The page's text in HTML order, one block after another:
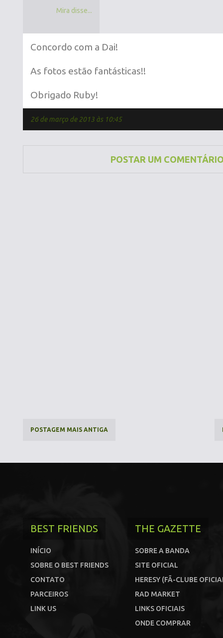
Mira disse...
Concordo com a Dai!
As fotos estão fantásticas!!
Obrigado Ruby!
26 de março de 2013 às 10:45
POSTAR UM
POSTAGEM MAIS ANTIGA
BEST FRIENDS
INÍCIO
SOBRE O BEST FRIENDS
CONTATO
PARCEIROS
LINK US
THE GAZETTE
SOBRE A BANDA
SITE OFICIAL
HERESY (FÃ-CLUBE
RAD MARKET
LINKS OFICIAIS
ONDE COMPRAR